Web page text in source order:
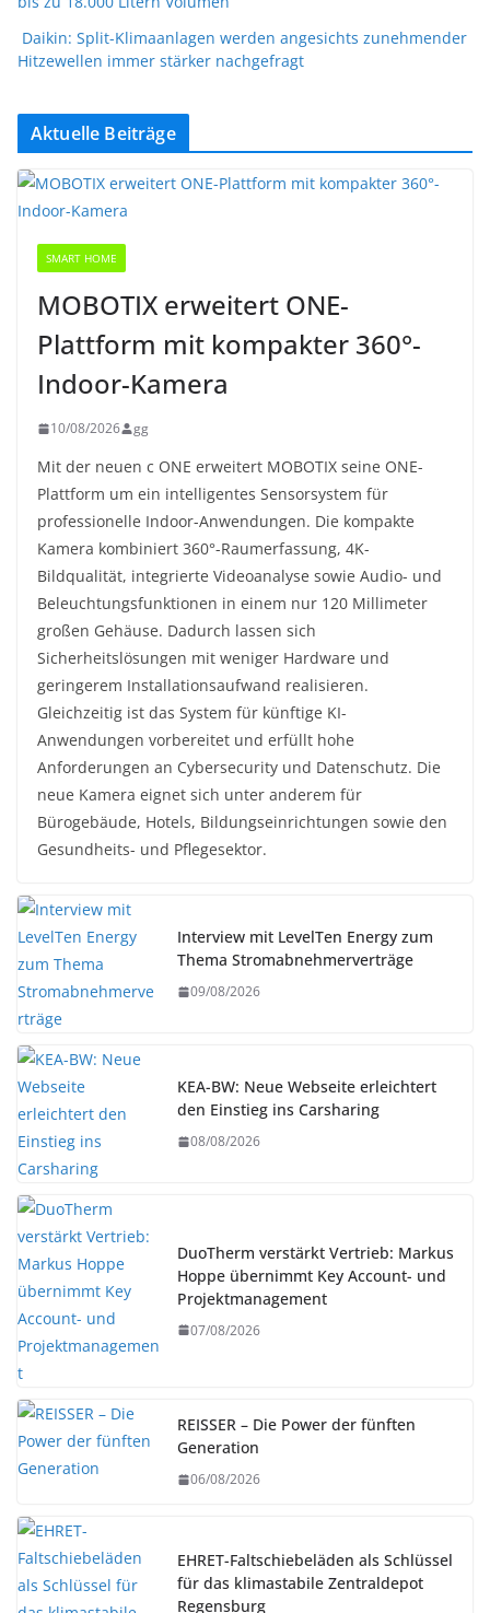
Daikin: Split-Klimaanlagen werden angesichts zunehmender
Hitzewellen immer stärker nachgefragt
Aktuelle Beiträge
SMART HOME
MOBOTIX erweitert ONE-
Plattform mit kompakter 360°-
Indoor-Kamera
10/08/2026 gg
Mit der neuen c ONE erweitert MOBOTIX seine ONE-
Plattform um ein intelligentes Sensorsystem für
professionelle Indoor-Anwendungen. Die kompakte
Kamera kombiniert 360°-Raumerfassung, 4K-
Bildqualität, integrierte Videoanalyse sowie Audio- und
Beleuchtungsfunktionen in einem nur 120 Millimeter
großen Gehäuse. Dadurch lassen sich
Sicherheitslösungen mit weniger Hardware und
geringerem Installationsaufwand realisieren.
Gleichzeitig ist das System für künftige KI-
Anwendungen vorbereitet und erfüllt hohe
Anforderungen an Cybersecurity und Datenschutz. Die
neue Kamera eignet sich unter anderem für
Bürogebäude, Hotels, Bildungseinrichtungen sowie den
Gesundheits- und Pflegesektor.
Interview mit LevelTen Energy zum
Thema Stromabnehmerverträge
09/08/2026
KEA-BW: Neue Webseite erleichtert
den Einstieg ins Carsharing
08/08/2026
DuoTherm verstärkt Vertrieb: Markus
Hoppe übernimmt Key Account- und
Projektmanagement
07/08/2026
REISSER – Die Power der fünften
Generation
06/08/2026
EHRET-Faltschiebeläden als Schlüssel
für das klimastabile Zentraldepot
Regensburg